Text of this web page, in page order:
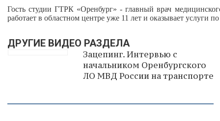
Гость студии ГТРК «Оренбург» - главный врач
работает в областном центре уже 11 лет и оказывает услуги
ДРУГИЕ ВИДЕО РАЗДЕЛА
Зацепинг. Интервью с
начальником Оренбургского
ЛО МВД России на транспорте